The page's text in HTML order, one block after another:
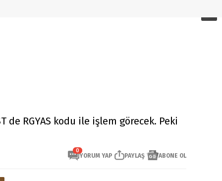
RGYAS kodu ile işlem görecek. Peki
0
YORUM YAP PAYLAŞ ABONE OL